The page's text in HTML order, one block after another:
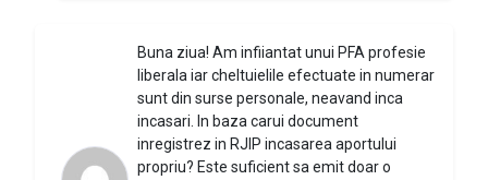
Buna ziua! Am infiiantat unui PFA profesie
liberala iar cheltuielile efectuate in numerar
sunt din surse personale, neavand inca
incasari. In baza carui document
inregistrez in RJIP incasarea aportului
propriu? Este suficient sa emit doar o